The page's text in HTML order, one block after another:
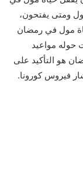
ومتى يفتحون،
مول في رمضان
حوله مواعيد
هو التأكيد على
فيروس كورونا.